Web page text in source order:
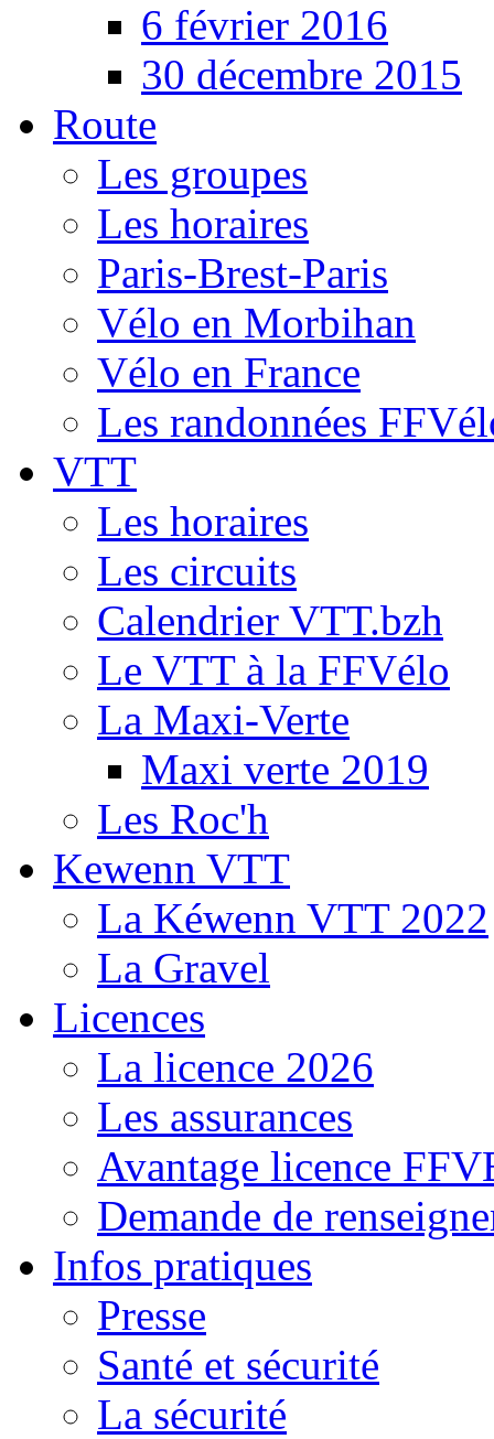
6 février 2016
30 décembre 2015
Route
Les groupes
Les horaires
Paris-Brest-Paris
Vélo en Morbihan
Vélo en France
Les randonnées
VTT
Les horaires
Les circuits
Calendrier VTT.bzh
Le VTT à la FFVélo
La Maxi-Verte
Maxi verte 2019
Les Roc'h
Kewenn VTT
La Kéwenn VTT 2022
La Gravel
Licences
La licence 2026
Les assurances
Avantage licence
Demande de
Infos pratiques
Presse
Santé et sécurité
La sécurité